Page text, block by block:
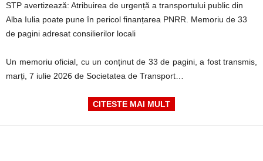
STP avertizează: Atribuirea de urgență a transportului public din
Alba Iulia poate pune în pericol finanțarea PNRR. Memoriu de 33
de pagini adresat consilierilor locali
Un memoriu oficial, cu un conținut de 33 de pagini, a fost transmis,
marți, 7 iulie 2026 de Societatea de Transport…
CITESTE MAI MULT